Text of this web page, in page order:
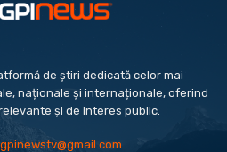
de știri dedicată celor mai
naționale și internaționale, oferind
și de interes public.
gpinewstv@gmail.com